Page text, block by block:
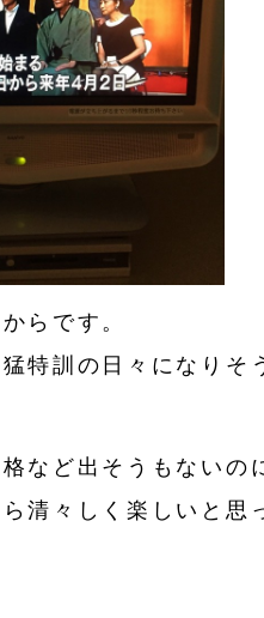
らです。
特訓の日々になりそ
など出そうもないの
清々しく楽しいと思